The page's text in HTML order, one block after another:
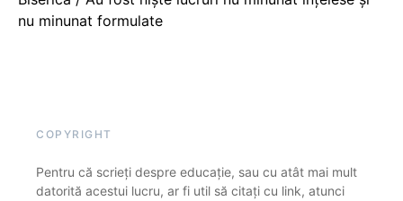
nu minunat formulate
COPYRIGHT
Pentru că scrieți despre educație, sau cu atât mai mult
datorită acestui lucru, ar fi util să citați cu link, atunci